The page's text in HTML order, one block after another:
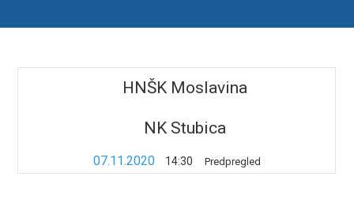
HNŠK Moslavina
NK Stubica
07.11.2020 14:30 Predpregled